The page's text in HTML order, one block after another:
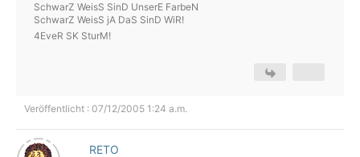
SchwarZ WeisS SinD UnserE FarbeN
SchwarZ WeisS jA DaS SinD WiR!
4EveR SK SturM!
Veröffentlicht : 07/12/2005 1:24 a.m.
RETO